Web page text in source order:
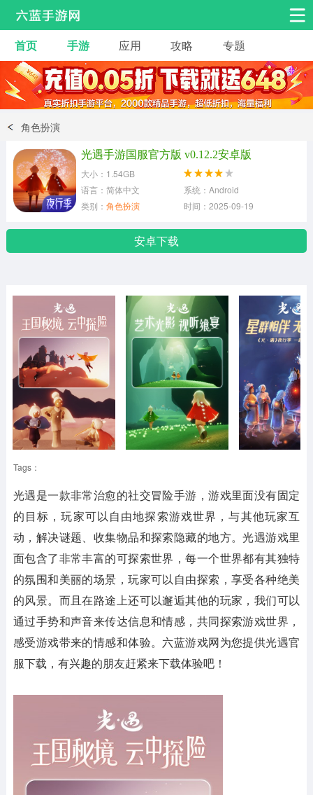
安卓手游 手游工具
热门手游 角色扮演 益智休闲
动作射击
冒险解谜
体育竞技
首页 手游 应用 攻略 专题
角色扮演
光遇手游国服官方版 v0.12.2安卓版
大小：1.54GB
语言：简体中文
系统：Android
类别： 角色扮演 时间：2025-09-19
安卓下载
Tags：
光遇是一款非常治愈的社交冒险手游，游戏里面没有固定
的目标，玩家可以自由地探索游戏世界，与其他玩家互
动，解决谜题、收集物品和探索隐藏的地方。光遇游戏里
面包含了非常丰富的可探索世界，每一个世界都有其独特
的氛围和美丽的场景，玩家可以自由探索，享受各种绝美
的风景。而且在路途上还可以邂逅其他的玩家，我们可以
通过手势和声音来传达信息和情感，共同探索游戏世界，
感受游戏带来的情感和体验。六蓝游戏网为您提供光遇官
服下载，有兴趣的朋友赶紧来下载体验吧！